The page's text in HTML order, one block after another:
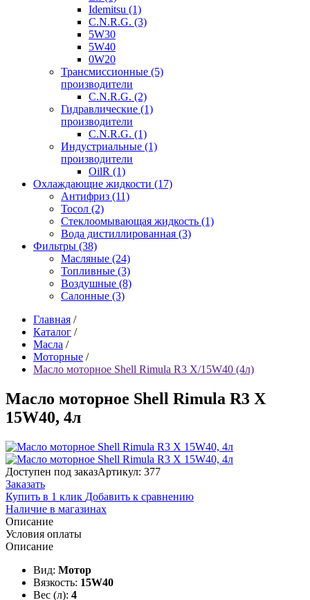
Idemitsu (1)
C.N.R.G. (3)
5W30
5W40
0W20
Трансмиссионные (5)
производители
C.N.R.G. (2)
Гидравлические (1)
производители
C.N.R.G. (1)
Индустриальные (1)
производители
OilR (1)
Охлаждающие жидкости (17)
Антифриз (11)
Тосол (2)
Стеклоомывающая жидкость (1)
Вода дистиллированная (3)
Фильтры (38)
Масляные (24)
Топливные (3)
Воздушные (8)
Салонные (3)
Главная /
Каталог /
Масла /
Моторные /
Масло моторное Shell Rimula R3 X/15W40 (4л)
Масло моторное Shell Rimula R3 X
15W40, 4л
Доступен под заказАртикул: 377
Заказать
Купить в 1 клик Добавить к сравнению
Наличие в магазинах
Описание
Условия оплаты
Описание
Вид: Мотор
Вязкость: 15W40
Вес (л): 4